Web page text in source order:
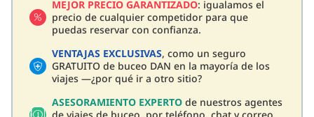
MEJOR PRECIO GARANTIZADO: igualamos el
precio de cualquier competidor para que
puedas reservar con confianza.
VENTAJAS EXCLUSIVAS, como un seguro
GRATUITO de buceo DAN en la mayoría de los
viajes —¿por qué ir a otro sitio?
ASESORAMIENTO EXPERTO de nuestros agentes
de viajes de buceo, por teléfono, chat y correo